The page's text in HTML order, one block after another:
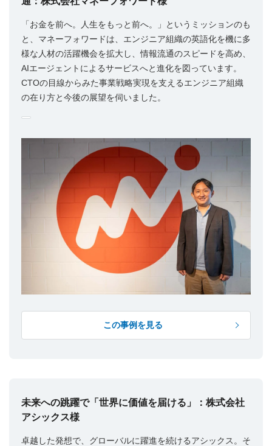
「お金を前へ。人生をもっと前へ。」というミッションのも
と、マネーフォワードは、エンジニア組織の英語化を機に多
様な人材の活躍機会を拡大し、情報流通のスピードを高め、
AIエージェントによるサービスへと進化を図っています。
CTOの目線からみた事業戦略実現を支えるエンジニア組織
の在り方と今後の展望を伺いました。
この事例を見る
未来への跳躍で「世界に価値を届ける」：株式会社
アシックス様
卓越した発想で、グローバルに躍進を続けるアシックス。そ